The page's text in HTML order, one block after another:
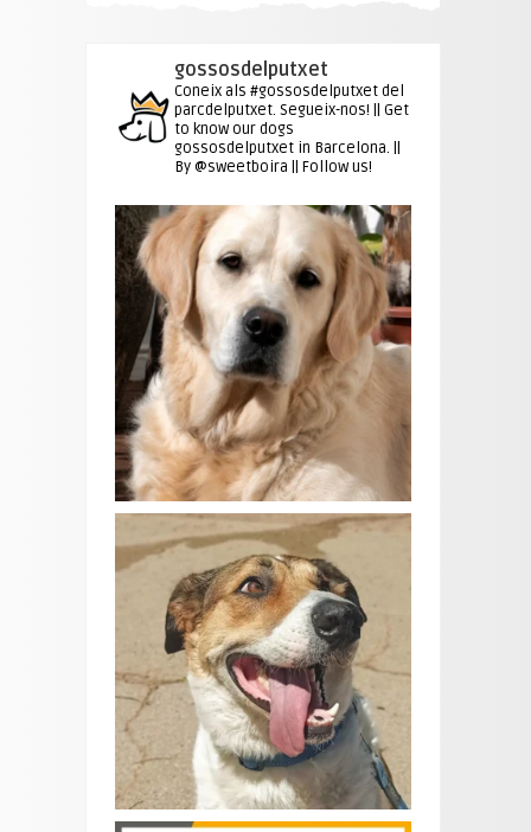
gossosdelputxet
Coneix als #gossosdelputxet del
parcdelputxet. Segueix-nos! || Get
to know our dogs
gossosdelputxet in Barcelona. ||
By @sweetboira || Follow us!